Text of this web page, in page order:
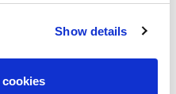
Show details
rijst-